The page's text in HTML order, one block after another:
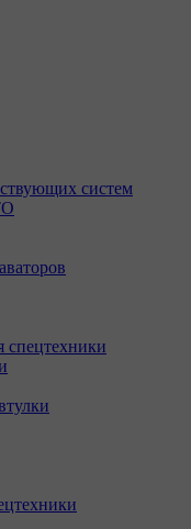
систем
спецтехники